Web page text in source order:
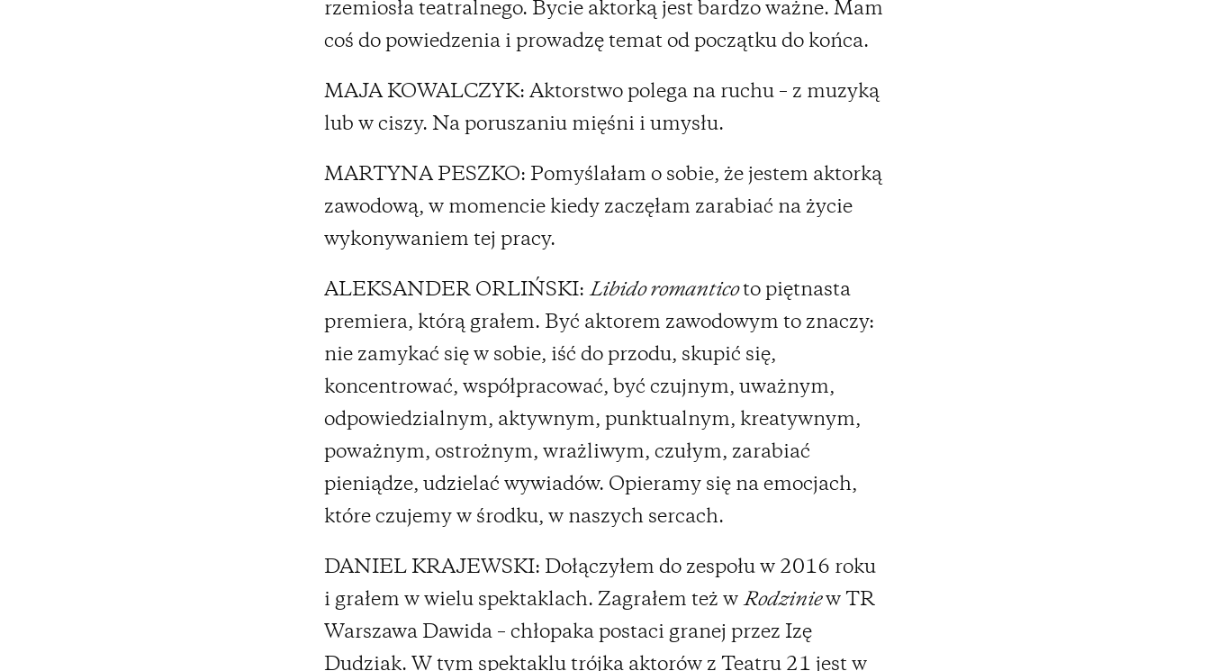
rzemiosła teatralnego. Bycie aktorką jest bardzo ważne. Mam
coś do powiedzenia i prowadzę temat od początku do końca.
MAJA KOWALCZYK: Aktorstwo polega na ruchu – z muzyką
lub w ciszy. Na poruszaniu mięśni i umysłu.
MARTYNA PESZKO: Pomyślałam o sobie, że jestem aktorką
zawodową, w momencie kiedy zaczęłam zarabiać na życie
wykonywaniem tej pracy.
ALEKSANDER ORLIŃSKI: Libido romanticoto piętnasta
premiera, którą grałem. Być aktorem zawodowym to znaczy:
nie zamykać się w sobie, iść do przodu, skupić się,
koncentrować, współpracować, być czujnym, uważnym,
odpowiedzialnym, aktywnym, punktualnym, kreatywnym,
poważnym, ostrożnym, wrażliwym, czułym, zarabiać
pieniądze, udzielać wywiadów. Opieramy się na emocjach,
które czujemy w środku, w naszych sercach.
DANIEL KRAJEWSKI: Dołączyłem do zespołu w 2016 roku
i grałem w wielu spektaklach. Zagrałem też w Rodziniew TR
Warszawa Dawida – chłopaka postaci granej przez Izę
Dudziak. W tym spektaklu trójka aktorów z Teatru 21 jest w